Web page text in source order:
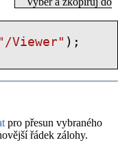
"/Viewer" );
pro přesun vybraného
řádek zálohy.